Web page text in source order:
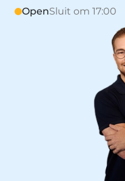
OpenSluit om 17:00